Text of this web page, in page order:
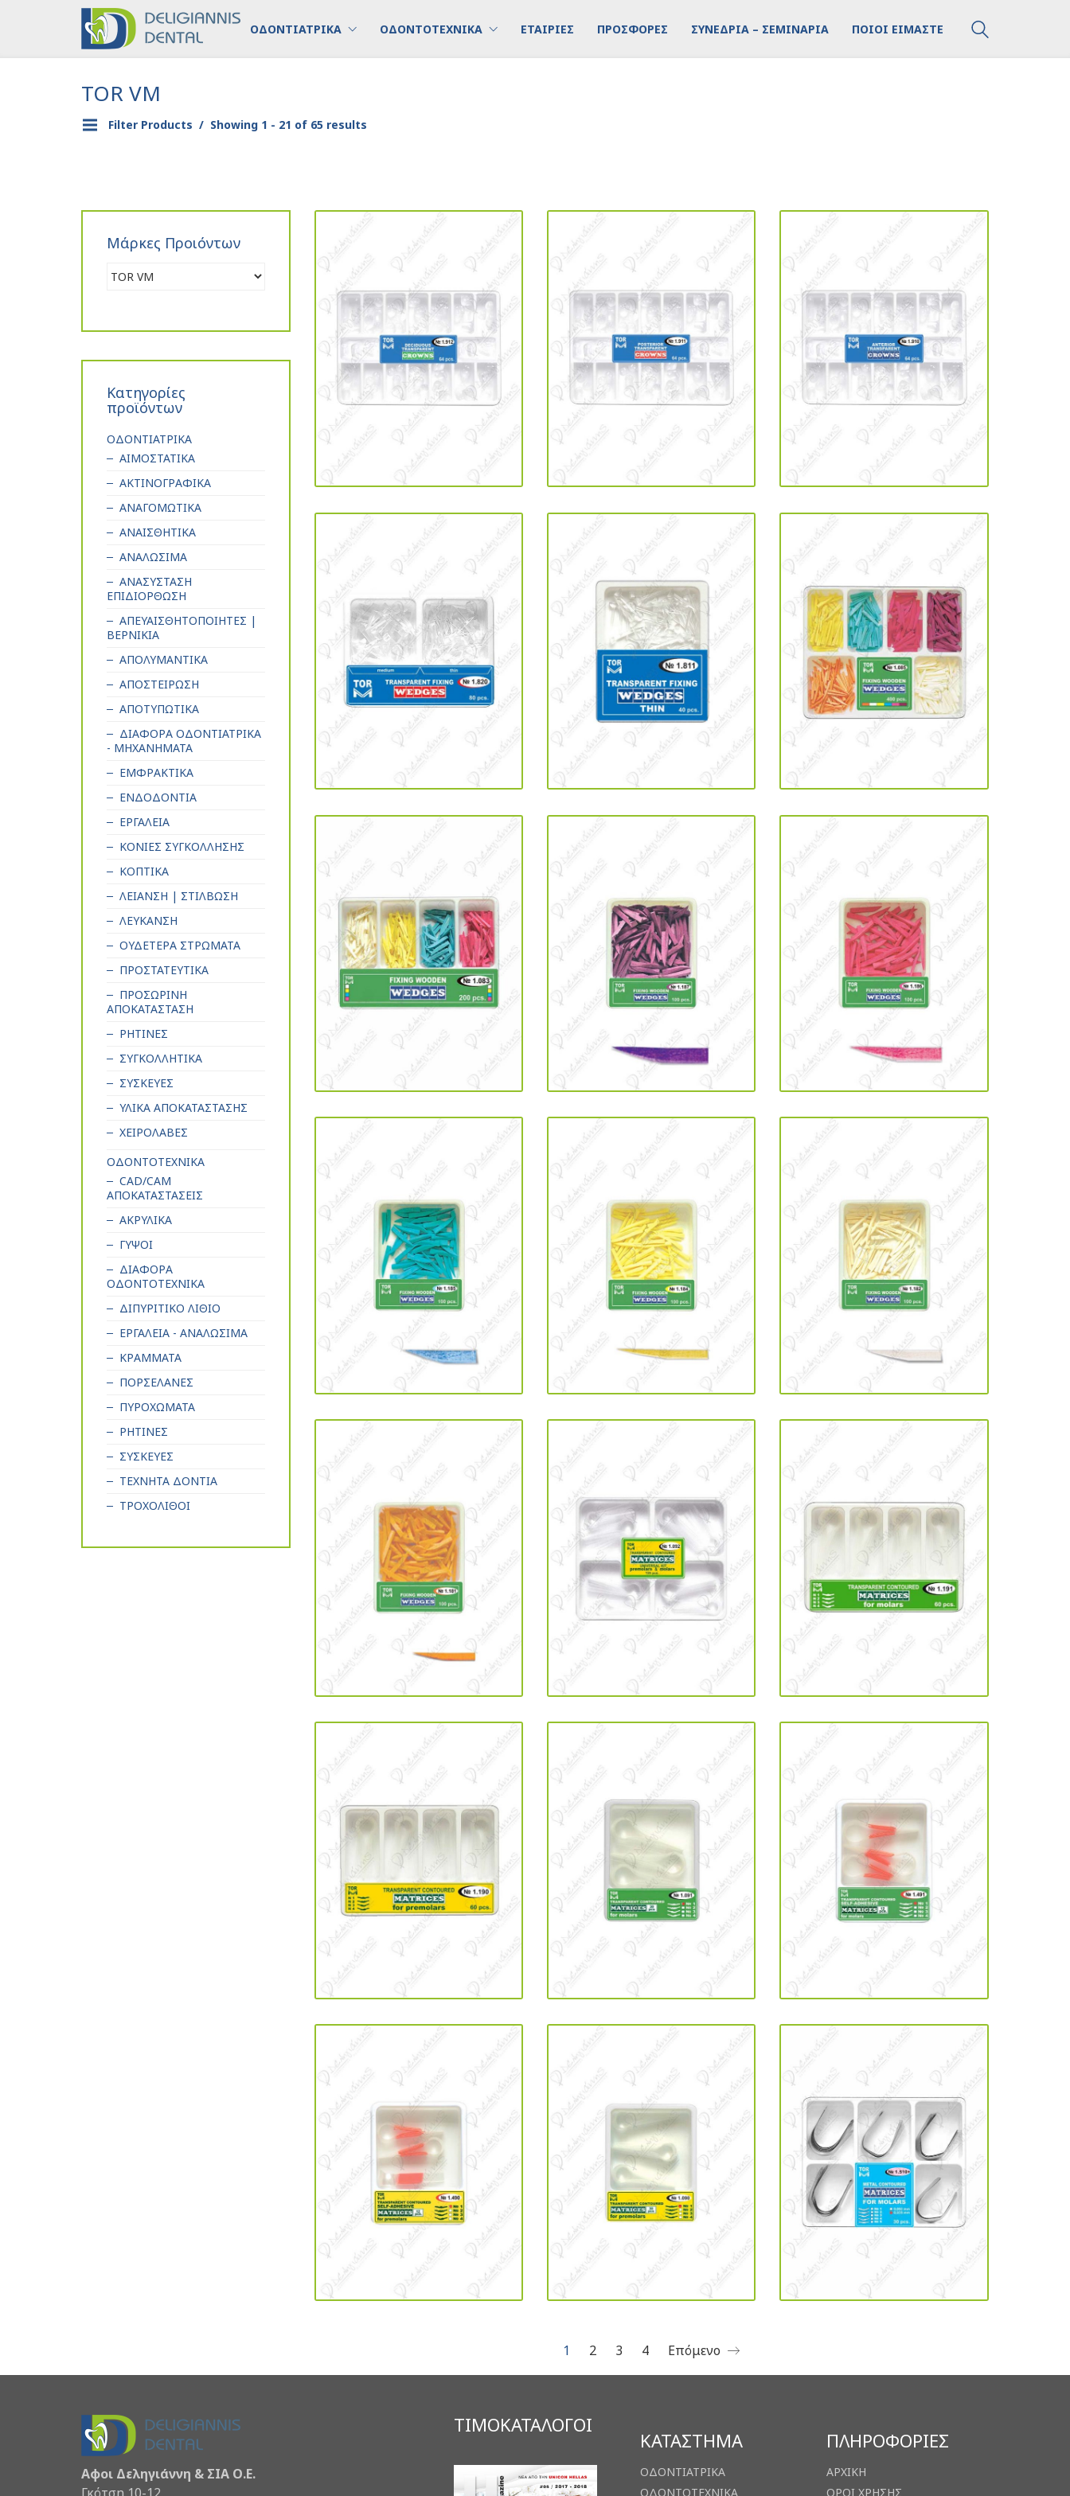
ΟΔΟΝΤΙΑΤΡΙΚΑ ΟΔΟΝΤΟΤΕΧΝΙΚΑ ΕΤΑΙΡΙΕΣ ΠΡΟΣΦΟΡΕΣ ΣΥΝΕΔΡΙΑ – ΣΕΜΙΝΑΡΙΑ ΠΟΙΟΙ ΕΙΜΑΣΤΕ
TOR VM
Filter Products Showing 1 - 21 of 65 results
1 2 3 4 Επόμενο
Μάρκες Προιόντων
Κατηγορίες
προϊόντων
ΟΔΟΝΤΙΑΤΡΙΚΑ
ΑΙΜΟΣΤΑΤΙΚΑ
ΑΚΤΙΝΟΓΡΑΦΙΚΑ
ΑΝΑΓΟΜΩΤΙΚΑ
ΑΝΑΙΣΘΗΤΙΚΑ
ΑΝΑΛΩΣΙΜΑ
ΑΝΑΣΥΣΤΑΣΗ
ΕΠΙΔΙΟΡΘΩΣΗ
ΑΠΕΥΑΙΣΘΗΤΟΠΟΙΗΤΕΣ |
ΒΕΡΝΙΚΙΑ
ΑΠΟΛΥΜΑΝΤΙΚΑ
ΑΠΟΣΤΕΙΡΩΣΗ
ΑΠΟΤΥΠΩΤΙΚΑ
ΔΙΑΦΟΡΑ ΟΔΟΝΤΙΑΤΡΙΚΑ
- ΜΗΧΑΝΗΜΑΤΑ
ΕΜΦΡΑΚΤΙΚΑ
ΕΝΔΟΔΟΝΤΙΑ
ΕΡΓΑΛΕΙΑ
ΚΟΝΙΕΣ ΣΥΓΚΟΛΛΗΣΗΣ
ΚΟΠΤΙΚΑ
ΛΕΙΑΝΣΗ | ΣΤΙΛΒΩΣΗ
ΛΕΥΚΑΝΣΗ
ΟΥΔΕΤΕΡΑ ΣΤΡΩΜΑΤΑ
ΠΡΟΣΤΑΤΕΥΤΙΚΑ
ΠΡΟΣΩΡΙΝΗ
ΑΠΟΚΑΤΑΣΤΑΣΗ
ΡΗΤΙΝΕΣ
ΣΥΓΚΟΛΛΗΤΙΚΑ
ΣΥΣΚΕΥΕΣ
ΥΛΙΚΑ ΑΠΟΚΑΤΑΣΤΑΣΗΣ
ΧΕΙΡΟΛΑΒΕΣ
ΟΔΟΝΤΟΤΕΧΝΙΚΑ
CAD/CAM
ΑΠΟΚΑΤΑΣΤΑΣΕΙΣ
ΑΚΡΥΛΙΚΑ
ΓΥΨΟΙ
ΔΙΑΦΟΡΑ
ΟΔΟΝΤΟΤΕΧΝΙΚΑ
ΔΙΠΥΡΙΤΙΚΟ ΛΙΘΙΟ
ΕΡΓΑΛΕΙΑ - ΑΝΑΛΩΣΙΜΑ
ΚΡΑΜΜΑΤΑ
ΠΟΡΣΕΛΑΝΕΣ
ΠΥΡΟΧΩΜΑΤΑ
ΡΗΤΙΝΕΣ
ΣΥΣΚΕΥΕΣ
ΤΕΧΝΗΤΑ ΔΟΝΤΙΑ
ΤΡΟΧΟΛΙΘΟΙ
Αφοι Δεληγιάννη & ΣΙΑ Ο.Ε.
ΤΙΜΟΚΑΤΑΛΟΓΟΙ
ΚΑΤΑΣΤΗΜΑ
ΟΔΟΝΤΙΑΤΡΙΚΑ
ΟΔΟΝΤΟΤΕΧΝΙΚΑ
ΠΛΗΡΟΦΟΡΙΕΣ
ΑΡΧΙΚΗ
ΟΡΟΙ ΧΡΗΣΗΣ